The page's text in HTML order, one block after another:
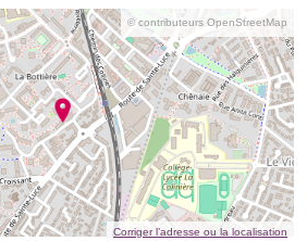
© contributeurs OpenStreetMap
Corriger l’adresse ou la localisation